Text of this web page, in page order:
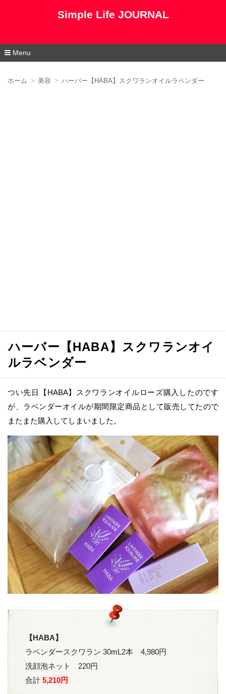
Simple Life JOURNAL
Menu
ホーム 美容 ハーバー【HABA】スクワランオイルラベンダー
ハーバー【HABA】スクワランオイ
ルラベンダー
つい先日【HABA】スクワランオイルローズ購入したのです
が、ラベンダーオイルが期間限定商品として販売してたので
またまた購入してしまいました。
【HABA】
ラベンダースクワラン 30mL2本 4,980円
洗顔泡ネット 220円
合計 5,210円